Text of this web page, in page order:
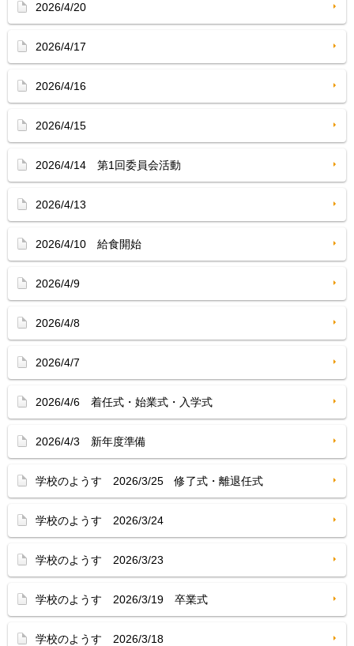
2026/4/20
2026/4/17
2026/4/16
2026/4/15
2026/4/14 第1回委員会活動
2026/4/13
2026/4/10 給食開始
2026/4/9
2026/4/8
2026/4/7
2026/4/6 着任式・始業式・入学式
2026/4/3 新年度準備
学校のようす 2026/3/25 修了式・離退任式
学校のようす 2026/3/24
学校のようす 2026/3/23
学校のようす 2026/3/19 卒業式
学校のようす 2026/3/18